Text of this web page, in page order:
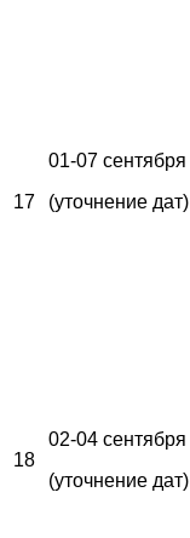
17
01-07 сентября
(уточнение дат)
18
02-04 сентября
(уточнение дат)